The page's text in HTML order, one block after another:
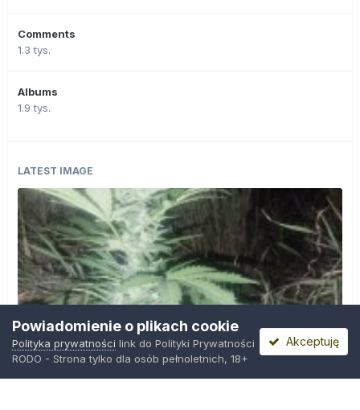
Comments
1.3 tys.
Albums
1.9 tys.
LATEST IMAGE
Powiadomienie o plikach cookie
Polityka prywatności link do Polityki Prywatności
RODO - Strona tylko dla osób pełnoletnich, 18+
Akceptuję